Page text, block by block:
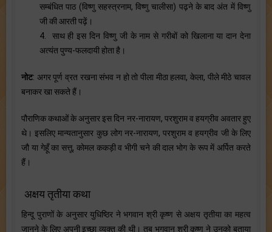
सम्बंधित पाठ (विष्णु सहस्त्रनाम, विष्णु चालीसा) पढ़ने के बाद अंत में विष्णु
जी की आरती पढ़ें।
4. साथ ही इस दिन विष्णु जी के नाम से गरीबों को खिलाना या दान देना
अत्यंत पुण्य-फलदायी होता है।
नोट: अगर पूर्ण व्रत रखना संभव न हो तो पीला मीठा हलवा, केला, पीले मीठे चावल
बनाकर खा सकते हैं।
पौराणिक कथाओं के अनुसार इस दिन नर-नारायण, परशुराम व हयग्रीव अवतार हुए
थे। इसलिए मान्यतानुसार कुछ लोग नर-नारायण, परशुराम व हयग्रीव जी के लिए
जौ या गेहूँ का सत्तू, कोमल ककड़ी व भीगी चने की दाल भोग के रूप में अर्पित करते
हैं।
अक्षय तृतीया कथा
हिन्दू पुराणों के अनुसार युधिष्ठिर ने भगवान श्री कृष्ण से अक्षय तृतीया का महत्व
जानने के लिए अपनी इच्छा व्यक्त की थी। तब भगवान श्री कृष्ण ने उनको बताया